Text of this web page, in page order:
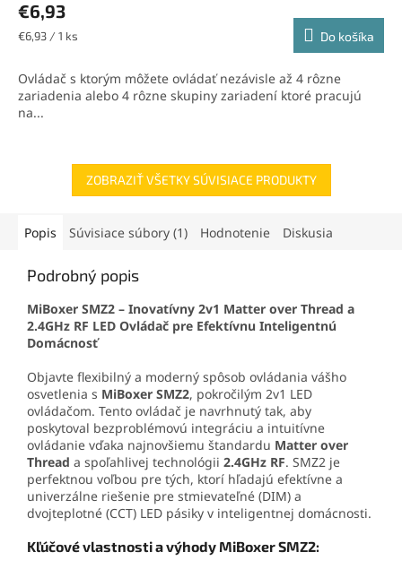
je
5,0
hviezdičiek.
€6,93
Jednotková
€6,93 / 1 ks Do košíka
Ovládač s ktorým môžete ovládať nezávisle až 4 rôzne
zariadenia alebo 4 rôzne skupiny zariadení ktoré pracujú
na...
ZOBRAZIŤ VŠETKY SÚVISIACE PRODUKTY
Popis Súvisiace súbory (1) Hodnotenie Diskusia
Podrobný popis
MiBoxer SMZ2 – Inovatívny 2v1 Matter over Thread a
2.4GHz RF LED Ovládač pre Efektívnu Inteligentnú
Domácnosť
Objavte flexibilný a moderný spôsob ovládania vášho
osvetlenia s MiBoxer SMZ2, pokročilým 2v1 LED
ovládačom. Tento ovládač je navrhnutý tak, aby
poskytoval bezproblémovú integráciu a intuitívne
ovládanie vďaka najnovšiemu štandardu Matter over
Thread a spoľahlivej technológii 2.4GHz RF. SMZ2 je
perfektnou voľbou pre tých, ktorí hľadajú efektívne a
univerzálne riešenie pre stmievateľné (DIM) a
dvojteplotné (CCT) LED pásiky v inteligentnej domácnosti.
Kľúčové vlastnosti a výhody MiBoxer SMZ2: